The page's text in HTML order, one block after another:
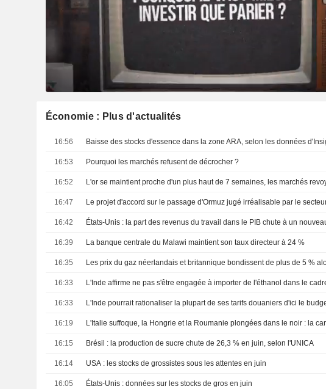
Économie : Plus d'actualités
16:56
16:53 Pourquoi les marchés refusent de décrocher ?
16:52
16:47
16:42
16:39 La banque centrale du Malawi maintient son taux directeur à 24 %
16:35
16:33
16:33
16:19
16:15 Brésil : la production de sucre chute de 26,3 % en juin, selon l'UNICA
16:14 USA : les stocks de grossistes sous les attentes en juin
16:05 États-Unis : données sur les stocks de gros en juin